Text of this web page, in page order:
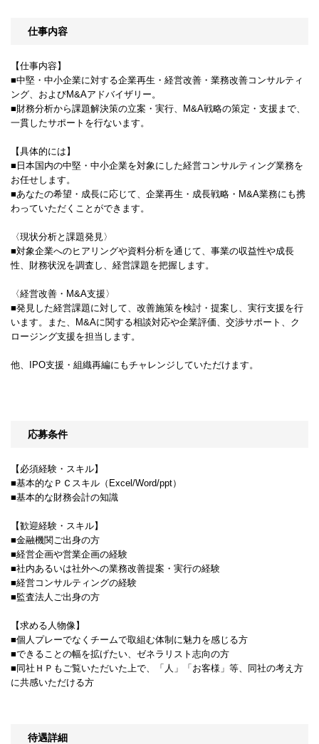
仕事内容
【仕事内容】
■中堅・中小企業に対する企業再生・経営改善・業務改善コンサルティ
ング、およびM&Aアドバイザリー。
■財務分析から課題解決策の立案・実行、M&A戦略の策定・支援まで、
一貫したサポートを行ないます。
【具体的には】
■日本国内の中堅・中小企業を対象にした経営コンサルティング業務を
お任せします。
■あなたの希望・成長に応じて、企業再生・成長戦略・M&A業務にも携
わっていただくことができます。
〈現状分析と課題発見〉
■対象企業へのヒアリングや資料分析を通じて、事業の収益性や成長
性、財務状況を調査し、経営課題を把握します。
〈経営改善・M&A支援〉
■発見した経営課題に対して、改善施策を検討・提案し、実行支援を行
います。また、M&Aに関する相談対応や企業評価、交渉サポート、ク
ロージング支援を担当します。
他、IPO支援・組織再編にもチャレンジしていただけます。
応募条件
【必須経験・スキル】
■基本的なＰＣスキル（Excel/Word/ppt）
■基本的な財務会計の知識
【歓迎経験・スキル】
■金融機関ご出身の方
■経営企画や営業企画の経験
■社内あるいは社外への業務改善提案・実行の経験
■経営コンサルティングの経験
■監査法人ご出身の方
【求める人物像】
■個人プレーでなくチームで取組む体制に魅力を感じる方
■できることの幅を拡げたい、ゼネラリスト志向の方
■同社ＨＰもご覧いただいた上で、「人」「お客様」等、同社の考え方
に共感いただける方
待遇詳細